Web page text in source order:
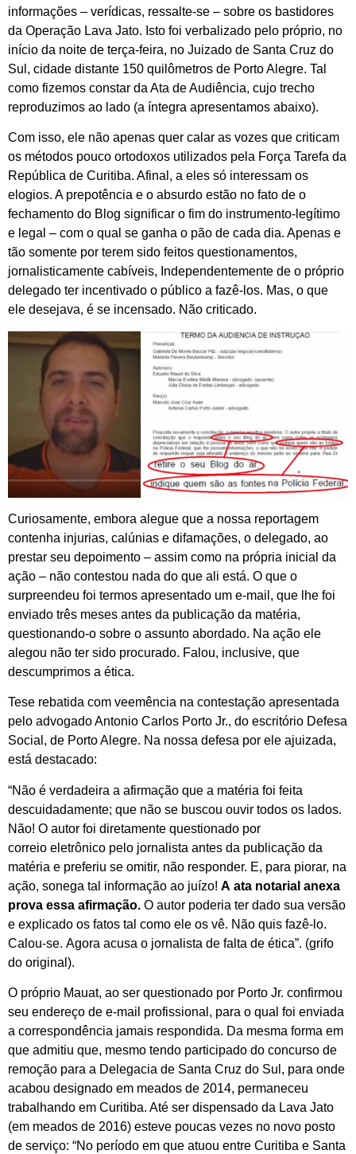
informações – verídicas, ressalte-se – sobre os bastidores
da Operação Lava Jato. Isto foi verbalizado pelo próprio, no
início da noite de terça-feira, no Juizado de Santa Cruz do
Sul, cidade distante 150 quilômetros de Porto Alegre. Tal
como fizemos constar da Ata de Audiência, cujo trecho
reproduzimos ao lado (a íntegra apresentamos abaixo).
Com isso, ele não apenas quer calar as vozes que criticam
os métodos pouco ortodoxos utilizados pela Força Tarefa da
República de Curitiba. Afinal, a eles só interessam os
elogios. A prepotência e o absurdo estão no fato de o
fechamento do Blog significar o fim do instrumento-legítimo
e legal – com o qual se ganha o pão de cada dia. Apenas e
tão somente por terem sido feitos questionamentos,
jornalisticamente cabíveis, Independentemente de o próprio
delegado ter incentivado o público a fazê-los. Mas, o que
ele desejava, é se incensado. Não criticado.
Curiosamente, embora alegue que a nossa reportagem
contenha injurias, calúnias e difamações, o delegado, ao
prestar seu depoimento – assim como na própria inicial da
ação – não contestou nada do que ali está. O que o
surpreendeu foi termos apresentado um e-mail, que lhe foi
enviado três meses antes da publicação da matéria,
questionando-o sobre o assunto abordado. Na ação ele
alegou não ter sido procurado. Falou, inclusive, que
descumprimos a ética.
Tese rebatida com veemência na contestação apresentada
pelo advogado Antonio Carlos Porto Jr., do escritório Defesa
Social, de Porto Alegre. Na nossa defesa por ele ajuizada,
está destacado:
“Não é verdadeira a afirmação que a matéria foi feita
descuidadamente; que não se buscou ouvir todos os lados.
Não! O autor foi diretamente questionado por
correio eletrônico pelo jornalista antes da publicação da
matéria e preferiu se omitir, não responder. E, para piorar, na
ação, sonega tal informação ao juízo! A ata notarial anexa
prova essa afirmação. O autor poderia ter dado sua versão
e explicado os fatos tal como ele os vê. Não quis fazê-lo.
Calou-se. Agora acusa o jornalista de falta de ética”. (grifo
do original).
O próprio Mauat, ao ser questionado por Porto Jr. confirmou
seu endereço de e-mail profissional, para o qual foi enviada
a correspondência jamais respondida. Da mesma forma em
que admitiu que, mesmo tendo participado do concurso de
remoção para a Delegacia de Santa Cruz do Sul, para onde
acabou designado em meados de 2014, permaneceu
trabalhando em Curitiba. Até ser dispensado da Lava Jato
(em meados de 2016) esteve poucas vezes no novo posto
de serviço: “No período em que atuou entre Curitiba e Santa